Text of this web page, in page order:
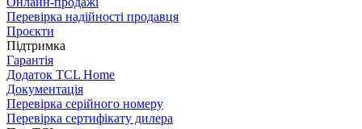
Перевірка надійності продавця
Проєкти
Підтримка
Гарантія
Додаток TCL Home
Документація
Перевірка серійного номеру
Перевірка сертифікату дилера